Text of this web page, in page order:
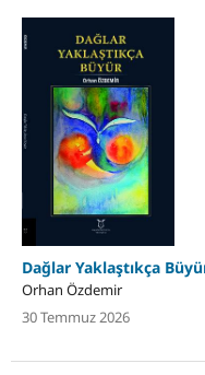
Dağlar Yaklaştıkça
Orhan Özdemir
30 Temmuz 2026